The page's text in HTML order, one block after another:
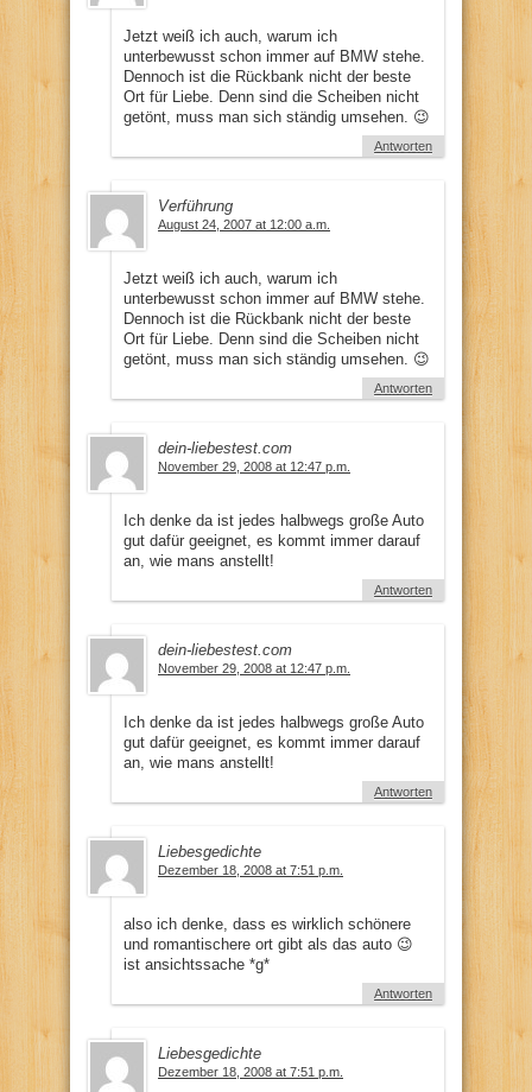
Jetzt weiß ich auch, warum ich
unterbewusst schon immer auf BMW stehe.
Dennoch ist die Rückbank nicht der beste
Ort für Liebe. Denn sind die Scheiben nicht
getönt, muss man sich ständig umsehen. 😉
Antworten
Verführung
August 24, 2007 at 12:00 a.m.
Jetzt weiß ich auch, warum ich
unterbewusst schon immer auf BMW stehe.
Dennoch ist die Rückbank nicht der beste
Ort für Liebe. Denn sind die Scheiben nicht
getönt, muss man sich ständig umsehen. 😉
Antworten
dein-liebestest.com
November 29, 2008 at 12:47 p.m.
Ich denke da ist jedes halbwegs große Auto
gut dafür geeignet, es kommt immer darauf
an, wie mans anstellt!
Antworten
dein-liebestest.com
November 29, 2008 at 12:47 p.m.
Ich denke da ist jedes halbwegs große Auto
gut dafür geeignet, es kommt immer darauf
an, wie mans anstellt!
Antworten
Liebesgedichte
Dezember 18, 2008 at 7:51 p.m.
also ich denke, dass es wirklich schönere
und romantischere ort gibt als das auto 😉
ist ansichtssache *g*
Antworten
Liebesgedichte
Dezember 18, 2008 at 7:51 p.m.